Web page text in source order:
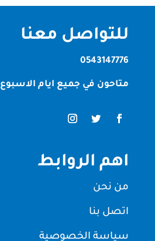
للتواصل معنا
0543147776
متاحون في جميع ايام الاسبوع
اهم الروابط
من نحن
اتصل بنا
سياسة الخصوصية